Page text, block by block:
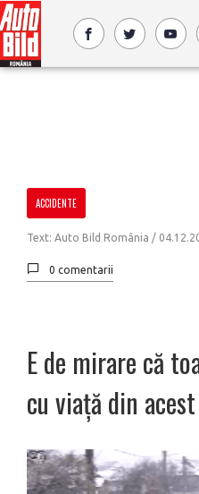
ACCIDENTE
Text: Auto Bild România /
0 comentarii
E de mirare că
cu viață din